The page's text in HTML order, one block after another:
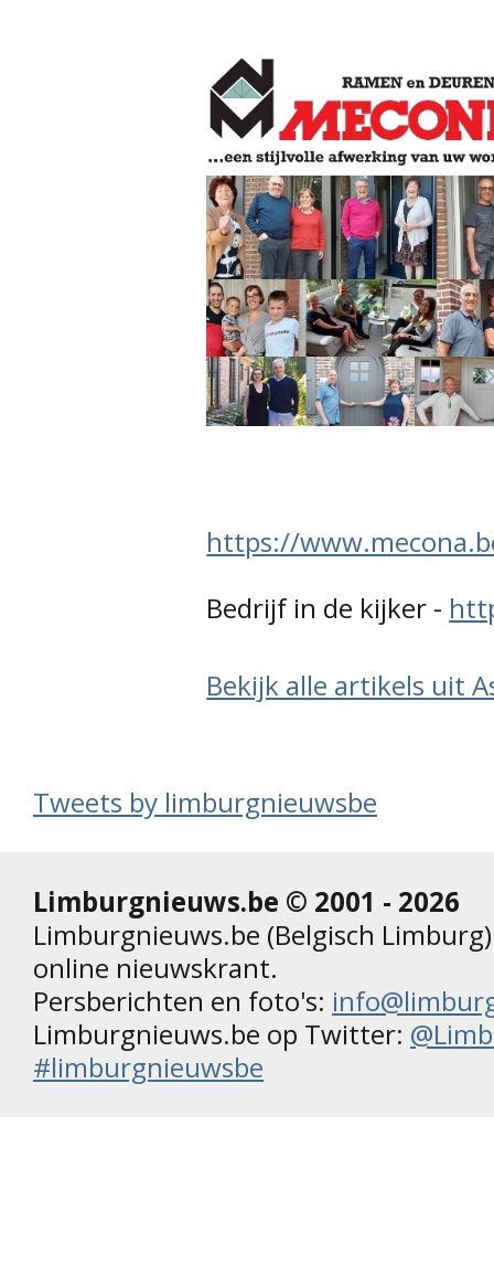
https://
Bedrijf in de kijker -
Bekijk alle artikels uit
Tweets by limburgnieuwsbe
Limburgnieuws.be © 2001 - 2026
Limburgnieuws.be (Belgisch
online nieuwskrant.
Persberichten en foto's:
Limburgnieuws.be op Twitter:
#limburgnieuwsbe